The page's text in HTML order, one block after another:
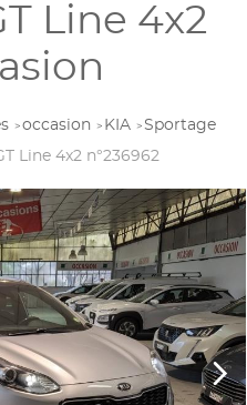
Line 4x2
occasion KIA
Sportage
Line 4x2 n°236962